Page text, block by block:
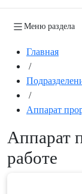
Меню раздела
Главная
/
/
Аппарат
Аппарат
работе